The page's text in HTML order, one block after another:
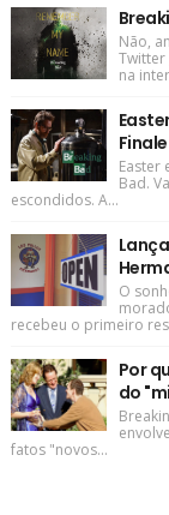
Não,
na
Easter
Bad.
escondidos. A...
O
recebeu o primeiro
Por
do
fatos "novos...